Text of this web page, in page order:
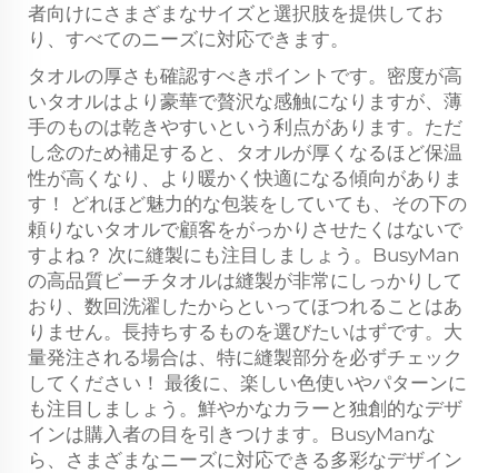
者向けにさまざまなサイズと選択肢を提供してお
り、すべてのニーズに対応できます。
タオルの厚さも確認すべきポイントです。密度が高
いタオルはより豪華で贅沢な感触になりますが、薄
手のものは乾きやすいという利点があります。ただ
し念のため補足すると、タオルが厚くなるほど保温
性が高くなり、より暖かく快適になる傾向がありま
す！ どれほど魅力的な包装をしていても、その下の
頼りないタオルで顧客をがっかりさせたくはないで
すよね？ 次に縫製にも注目しましょう。BusyMan
の高品質ビーチタオルは縫製が非常にしっかりして
おり、数回洗濯したからといってほつれることはあ
りません。長持ちするものを選びたいはずです。大
量発注される場合は、特に縫製部分を必ずチェック
してください！ 最後に、楽しい色使いやパターンに
も注目しましょう。鮮やかなカラーと独創的なデザ
インは購入者の目を引きつけます。BusyManな
ら、さまざまなニーズに対応できる多彩なデザイン